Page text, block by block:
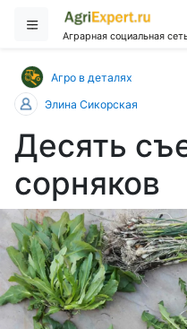
Аграрная социальная
Агро в деталях
Элина Сикорская
Десять
сорняков